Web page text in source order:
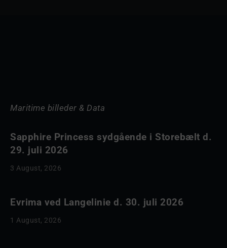
Maritime billeder & Data
Sapphire Princess sydgående i Storebælt d.
29. juli 2026
3 August, 2026
Evrima ved Langelinie d. 30. juli 2026
1 August, 2026